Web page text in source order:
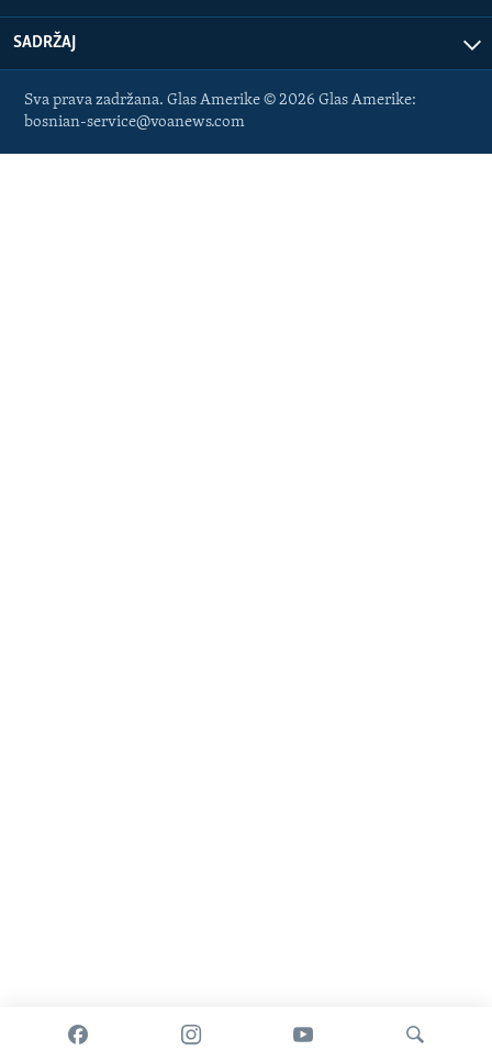
SADRŽAJ
Sva prava zadržana. Glas Amerike © 2026 Glas Amerike:
bosnian-service@voanews.com